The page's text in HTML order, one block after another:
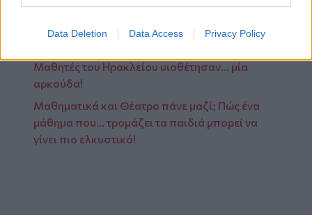
Data Deletion Data Access Privacy Policy
Χανιά: "Όλοι στο μπλόκο στα Μεγάλα
Χωράφια" - Συνεχίζονται οι κινητοποιήσεις
Μαθητές του Ηρακλείου υιοθέτησαν... μία
αρκούδα!
Μαθηματικά και Θέατρο πάνε μαζί; Πώς ένα
μάθημα που… τρομάζει τα παιδιά μπορεί να
γίνει πιο ελκυστικό!